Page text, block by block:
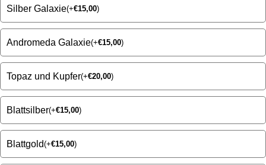
Silber Galaxie(+€15,00)
Andromeda Galaxie(+€15,00)
Topaz und Kupfer(+€20,00)
Blattsilber(+€15,00)
Blattgold(+€15,00)